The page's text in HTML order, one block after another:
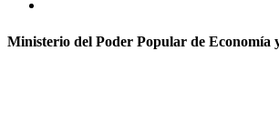
Ministerio del Poder Popular de Economía